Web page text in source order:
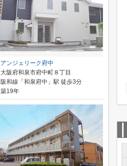
アンジェリーク府中
大阪府和泉市府中町８丁目
阪和線「和泉府中」駅 徒歩3分
築19年